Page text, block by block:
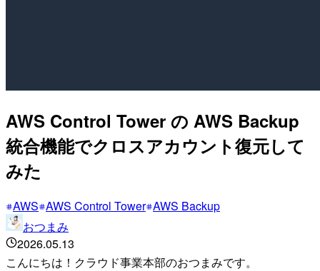
AWS Control Tower の AWS Backup
統合機能でクロスアカウント復元して
みた
AWS AWS Control Tower AWS Backup
おつまみ
2026.05.13
こんにちは！クラウド事業本部のおつまみです。